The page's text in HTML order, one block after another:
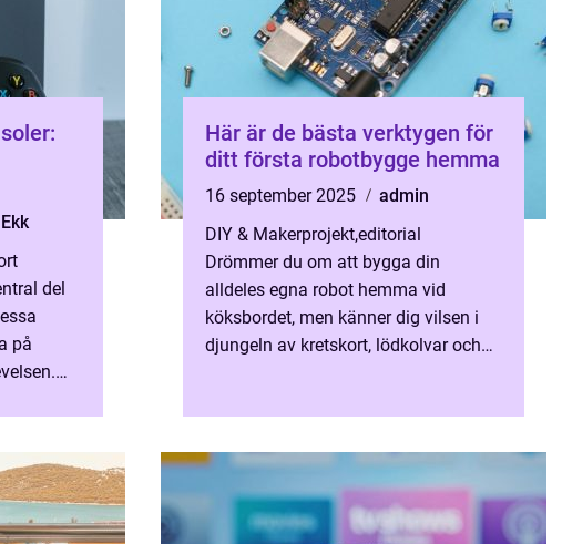
del
på
Här är de bästa verktygen för
ditt första robotbygge hemma
16 september 2025
admin
DIY & Makerprojekt,editorial
Drömmer du om att bygga din
alldeles egna robot hemma vid
köksbordet, men känner dig vilsen i
djungeln av kretskort, lödkolvar och